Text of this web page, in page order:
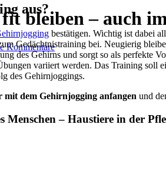
bleiben – auch
Kommentare
aus?
bestätigen. Wichtig ist dabei
Gedächtnistraining bei. Neugierig
des Gehirns und sorgt so als
variiert werden. Das Training soll
des Gehirnjoggings.
mit dem Gehirnjogging anfangen und
Menschen – Haustiere in der